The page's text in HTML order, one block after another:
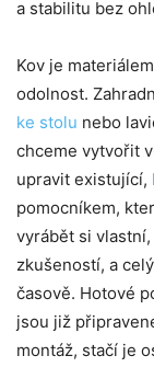
a stabilitu bez
Kov je
odolnost.
ke stolu nebo
chceme vytvořit
upravit existující,
pomocníkem,
vyrábět si
zkušeností, a
časově. Hotové
jsou již
montáž, stačí je